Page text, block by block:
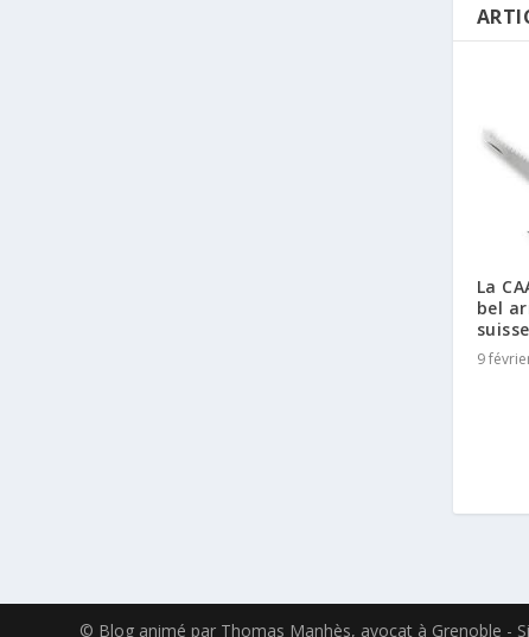
La
bel
9
© Blog animé par Thomas Manhès, avocat à Grenoble -